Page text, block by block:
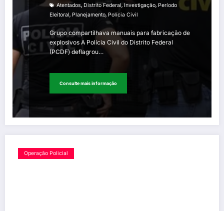
Atentados, Distrito Federal, Investigação, Período
Eleitoral, Planejamento, Polícia Civil
Grupo compartilhava manuais para fabricação de
explosivos A Polícia Civil do Distrito Federal
(PCDF) deflagrou…
Consulte mais informação
Operação Policial